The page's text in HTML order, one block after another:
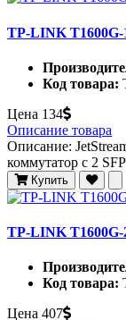
TP-LINK T1600G-
Код товара:
Цена 134
Описание товара
Описание:
коммутатор с 2
Купить
TP-LINK T1600G-
Код товара:
Цена 407